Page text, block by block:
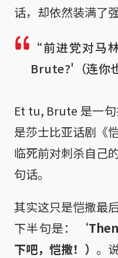
话，却依然装满了强
“前进党对马
Brute?'（连你
Et tu, Brute 是一
是莎士比亚话剧《
临死前对刺杀自己
句话。
其实这只是恺撒最
下半句是：
下吧，恺撒！） 。